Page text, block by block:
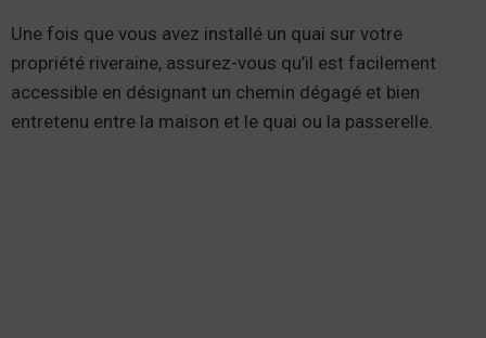
Une fois que vous avez installé un quai sur votre
propriété riveraine, assurez-vous qu’il est facilement
accessible en désignant un chemin dégagé et bien
entretenu entre la maison et le quai ou la passerelle.